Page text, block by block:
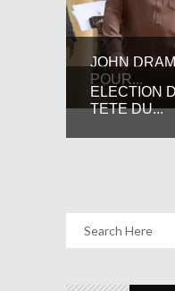
JOHN
POUR...
ELECTION
TETE DU...